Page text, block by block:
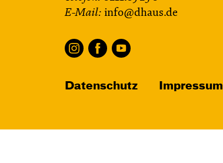
E-Mail: info@dhaus.de
Datenschutz Impressum